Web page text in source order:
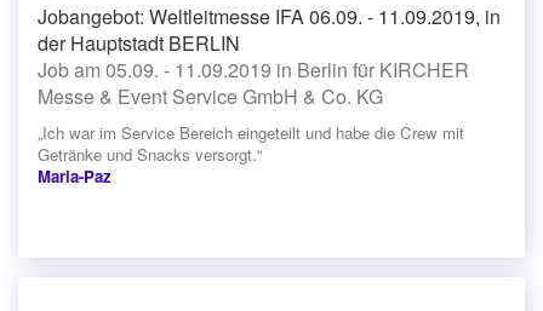
Jobangebot: Weltleitmesse IFA 06.09. - 11.09.2019, in
der Hauptstadt BERLIN
Job am 05.09. - 11.09.2019 in Berlin für KIRCHER
Messe & Event Service GmbH & Co. KG
„Ich war im Service Bereich eingeteilt und habe die Crew mit
Getränke und Snacks versorgt.“
Maria-Paz